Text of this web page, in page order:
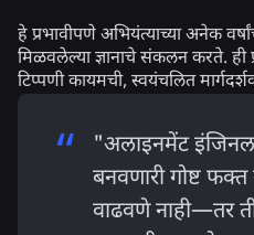
हे प्रभावीपणे अभियंत्याच्या अनेक
मिळवलेल्या ज्ञानाचे संकलन करते. ही
टिप्पणी कायमची, स्वयंचलित
"अलाइनमेंट
बनवणारी गोष्ट
वाढवणे नाही—तर ती